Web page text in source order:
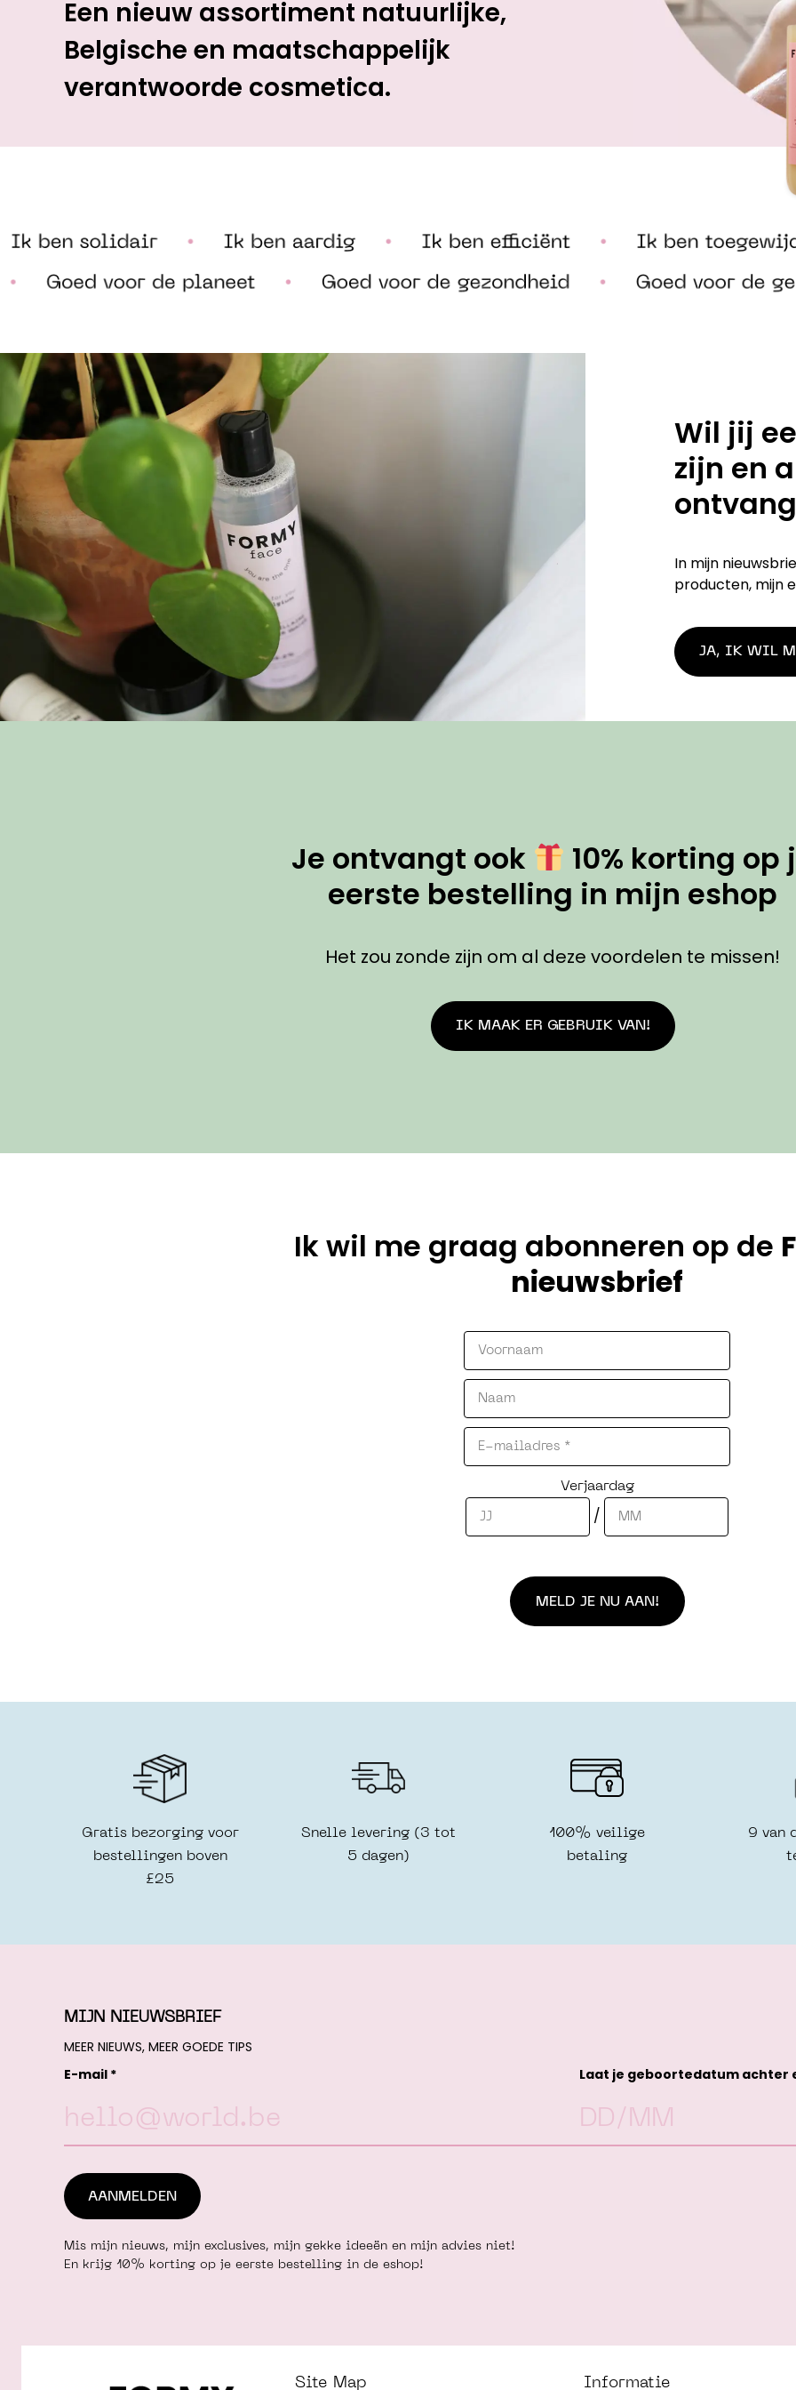
Een nieuw assortiment natuurlijke,
Belgische en maatschappelijk
verantwoorde cosmetica.
Wil jij
zijn en
In mijn
producten, mijn
JA, IK WIL
Je ontvangt ook
10% korting op
eerste bestelling in mijn eshop
Het zou zonde zijn om al deze voordelen te missen!
IK MAAK ER GEBRUIK VAN!
Ik wil me graag abonneren op de
nieuwsbrief
Verjaardag
/
Gratis bezorging voor
bestellingen boven
£25
Snelle levering (3 tot
5 dagen)
100% veilige
betaling
9 van
MIJN NIEUWSBRIEF
MEER NIEUWS, MEER GOEDE TIPS
E-mail *
Laat je geboortedatum achter
Mis mijn nieuws, mijn exclusives, mijn gekke ideeën en mijn advies niet!
En krijg 10% korting op je eerste bestelling in de eshop!
Site Map Informatie